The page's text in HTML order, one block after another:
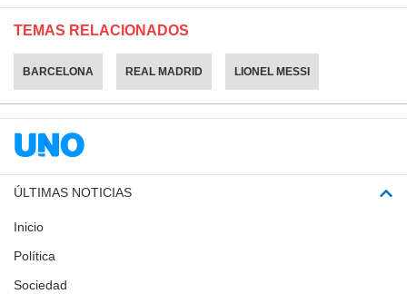
TEMAS RELACIONADOS
BARCELONA REAL MADRID LIONEL MESSI
ÚLTIMAS NOTICIAS
Inicio
Política
Sociedad